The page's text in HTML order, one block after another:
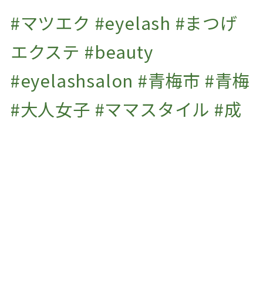
2021年12月
(2)
2021年11月
2021年10月
2021年9月(2)
2021年7月(1)
#マツエク #eyelash #まつげ
エクステ #beauty
#eyelashsalon #青梅市 #青梅
#大人女子 #ママスタイル #成